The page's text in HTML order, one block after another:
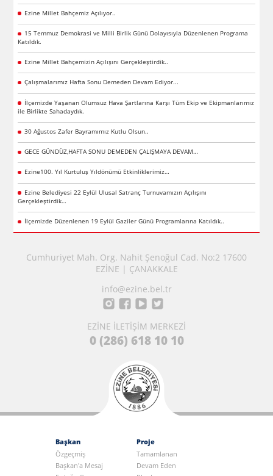
Ezine Millet Bahçemiz Açılıyor..
15 Temmuz Demokrasi ve Milli Birlik Günü Dolayısıyla Düzenlenen Programa
Katıldık.
Ezine Millet Bahçemizin Açılışını Gerçekleştirdik..
Çalışmalarımız Hafta Sonu Demeden Devam Ediyor...
İlçemizde Yaşanan Olumsuz Hava Şartlarına Karşı Tüm Ekip ve Ekipmanlarımız
ile Birlikte Sahadaydık.
30 Ağustos Zafer Bayramımız Kutlu Olsun..
GECE GÜNDÜZ,HAFTA SONU DEMEDEN ÇALIŞMAYA DEVAM…
Ezine100. Yıl Kurtuluş Yıldönümü Etkinliklerimiz…
Ezine Belediyesi 22 Eylül Ulusal Satranç Turnuvamızın Açılışını
Gerçekleştirdik…
İlçemizde Düzenlenen 19 Eylül Gaziler Günü Programlarına Katıldık..
Cumhuriyet Mah. Org. Nahit Şenoğul Cad. No:2 17600
EZİNE | ÇANAKKALE
info@ezine.bel.tr
EZİNE İLETİŞİM MERKEZİ
0 (286) 618 10 10
Başkan
Özgeçmiş
Başkan'a Mesaj
Proje
Tamamlanan
Devam Eden